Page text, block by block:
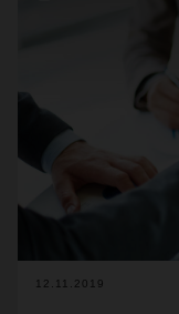
12.11.2019